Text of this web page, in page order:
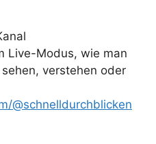
Live-Modus, wie man
verstehen oder
@schnelldurchblicken